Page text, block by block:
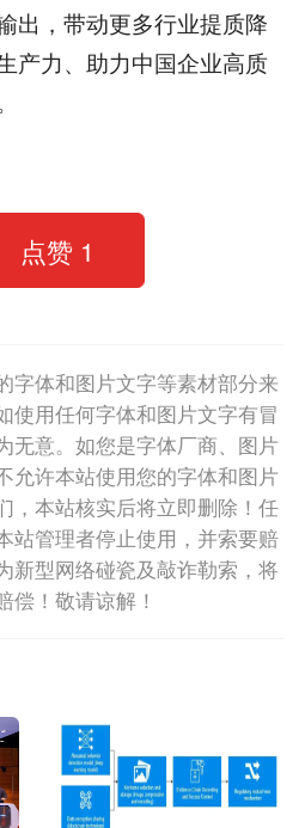
出，带动更多行业提质降
产力、助力中国企业高质
点赞 1
字体和图片文字等素材部分来
使用任何字体和图片文字有冒
无意。如您是字体厂商、图片
允许本站使用您的字体和图片
，本站核实后将立即删除！任
站管理者停止使用，并索要赔
新型网络碰瓷及敲诈勒索，将
偿！敬请谅解！